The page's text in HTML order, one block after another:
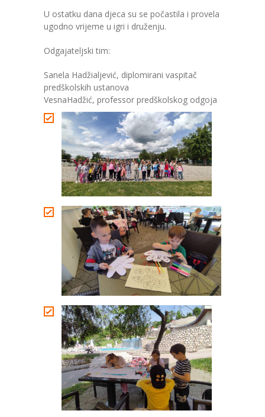
Kontakt
U ostatku dana djeca su se počastila i provela
ugodno vrijeme u igri i druženju.
Odgajateljski tim:
Sanela Hadžialjević, diplomirani vaspitač
predškolskih ustanova
VesnaHadžić, professor predškolskog odgoja